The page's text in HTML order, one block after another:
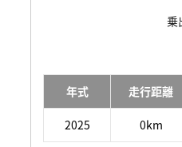
乗
年式 走行距離
2025 0km